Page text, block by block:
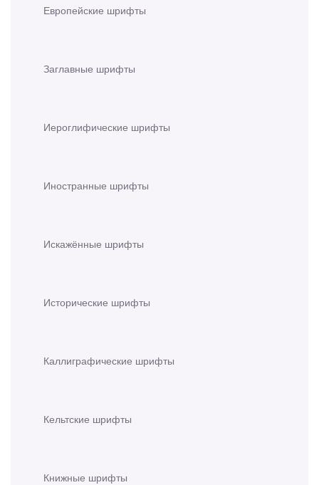
Европейские шрифты
Заглавные шрифты
Иероглифические шрифты
Иностранные шрифты
Искажённые шрифты
Исторические шрифты
Каллиграфические шрифты
Кельтские шрифты
Книжные шрифты